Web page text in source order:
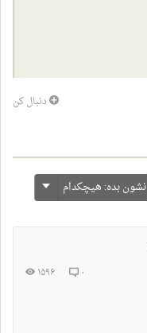
دنبال کن
نشون بده: هیچکدام
۰ ۱۵۹۶